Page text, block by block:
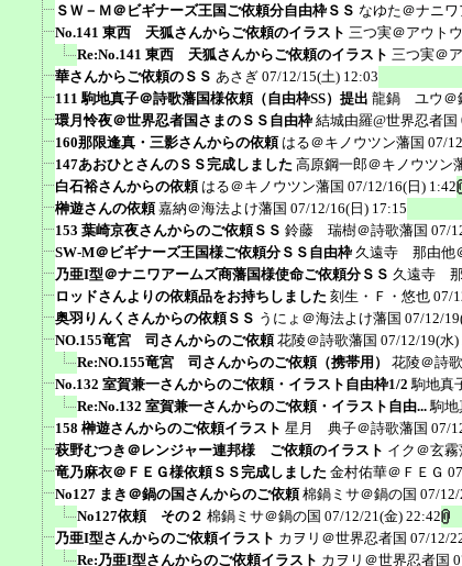
ＳＷ－Ｍ＠ビギナーズ王国ご依頼分自由枠ＳＳ なゆた＠ナニ
No.141 東西 天狐さんからご依頼のイラスト 三つ実＠アウト
Re:No.141 東西 天狐さんからご依頼のイラスト 三つ実＠
華さんからご依頼のＳＳ あさぎ 07/12/15(土) 12:03
111 駒地真子＠詩歌藩国様依頼（自由枠SS）提出 龍鍋 ユウ＠
環月怜夜＠世界忍者国さまのＳＳ自由枠 結城由羅@世界忍者国
160那限逢真・三影さんからの依頼 はる＠キノウツン藩国 07/
147あおひとさんのＳＳ完成しました 高原鋼一郎＠キノウツン
白石裕さんからの依頼 はる＠キノウツン藩国 07/12/16(日) 1:42
榊遊さんの依頼 嘉納＠海法よけ藩国 07/12/16(日) 17:15
153 葉崎京夜さんからのご依頼ＳＳ 鈴藤 瑞樹＠詩歌藩国 07/
SW-M＠ビギナーズ王国様ご依頼分ＳＳ自由枠 久遠寺 那由他
乃亜I型＠ナニワアームズ商藩国様使命ご依頼分ＳＳ 久遠寺 那
ロッドさんよりの依頼品をお持ちしました 刻生・Ｆ・悠也 07/
奥羽りんくさんからの依頼ＳＳ うにょ＠海法よけ藩国 07/12/
NO.155竜宮 司さんからのご依頼 花陵＠詩歌藩国 07/12/19(水)
Re:NO.155竜宮 司さんからのご依頼（携帯用）
花陵＠詩
No.132 室賀兼一さんからのご依頼・イラスト自由枠1/2 駒地真
Re:No.132 室賀兼一さんからのご依頼・イラスト自由... 駒地
158 榊遊さんからのご依頼イラスト 星月 典子＠詩歌藩国 07/
萩野むつき＠レンジャー連邦様 ご依頼のイラスト イク＠玄霧
竜乃麻衣＠ＦＥＧ様依頼ＳＳ完成しました 金村佑華＠ＦＥＧ
No127 まき＠鍋の国さんからのご依頼 棉鍋ミサ＠鍋の国 07/12/
No127依頼 その２ 棉鍋ミサ＠鍋の国 07/12/21(金) 22:42
乃亜I型さんからのご依頼イラスト カヲリ＠世界忍者国 07/12/
Re:乃亜I型さんからのご依頼イラスト カヲリ＠世界忍者国